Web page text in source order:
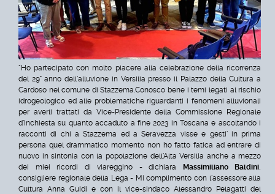
"Ho partecipato con molto piacere alla celebrazione della ricorrenza
del 29° anno dell'alluvione in Versilia presso il Palazzo della Cultura a
Cardoso nel comune di Stazzema.Conosco bene i temi legati al rischio
idrogeologico ed alle problematiche riguardanti i fenomeni alluvionali
per averli trattati da Vice-Presidente della Commissione Regionale
d'Inchiesta su quanto accaduto a fine 2023 in Toscana e ascoltando i
racconti di chi a Stazzema ed a Seravezza visse e gesti' in prima
persona quel drammatico momento non ho fatto fatica ad entrare di
nuovo in sintonia con la popolazione dell'Alta Versilia anche a mezzo
dei miei ricordi di viareggino - dichiara
Massimiliano Baldini,
consigliere regionale della Lega - Mi complimento con l'assessore alla
Cultura Anna Guidi e con il vice-sindaco Alessandro Pelagatti del